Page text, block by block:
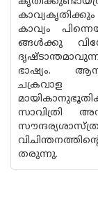
കാവ്യകൃതിക്കും
കാവ്യം
ങ്ങൾക്കു
ഭാഷ്യം.
ചക്രവാള
സാവിത്രി
തരുന്നു.